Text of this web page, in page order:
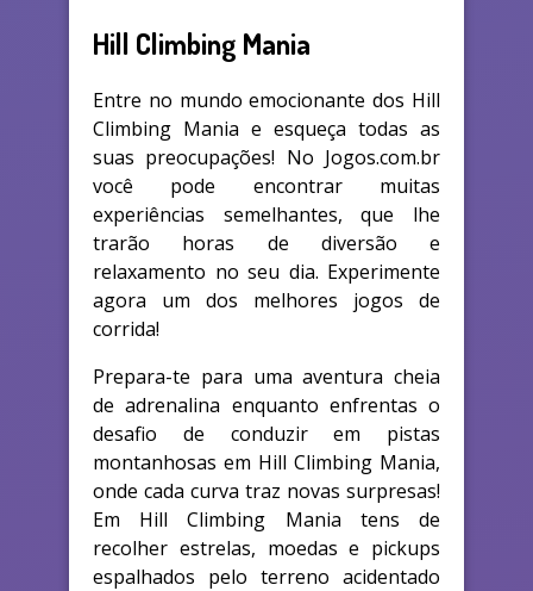
Hill Climbing Mania
Entre no mundo emocionante dos Hill
Climbing Mania e esqueça todas as
suas preocupações! No Jogos.com.br
você pode encontrar muitas
experiências semelhantes, que lhe
trarão horas de diversão e
relaxamento no seu dia. Experimente
agora um dos melhores jogos de
corrida!
Prepara-te para uma aventura cheia
de adrenalina enquanto enfrentas o
desafio de conduzir em pistas
montanhosas em Hill Climbing Mania,
onde cada curva traz novas surpresas!
Em Hill Climbing Mania tens de
recolher estrelas, moedas e pickups
espalhados pelo terreno acidentado